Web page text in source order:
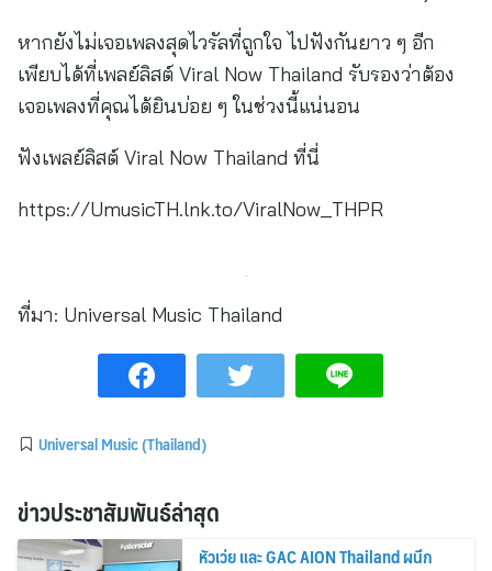
https://UmusicTH.lnk.to/ViralNow_THPR
ที่มา: Universal Music Thailand
หัวเว่ย และ GAC AION Thailand ผนึก
Ecosystem เชื่อม GAC GN8 PHEV
รถยนต์ MPV ระดับพรีเมียม เข้ากับ
เมเจอร์ ซีนีเพล็กซ์ กรุ้ป มอบประสบการณ์
สุดคุ้มให้สมาชิก M GEN